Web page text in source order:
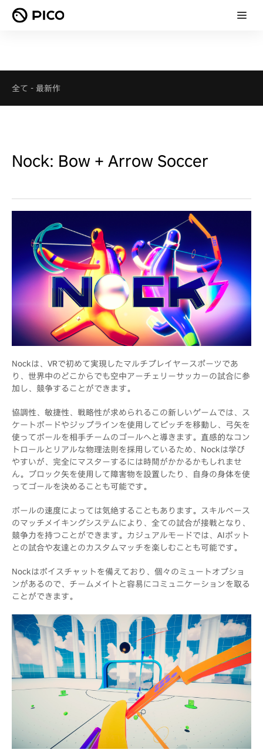
全て - 最新作
Nock: Bow + Arrow Soccer
Nockは、VRで初めて実現したマルチプレイヤースポーツであ
り、世界中のどこからでも空中アーチェリーサッカーの試合に参
加し、競争することができます。
協調性、敏捷性、戦略性が求められるこの新しいゲームでは、ス
ケートボードやジップラインを使用してピッチを移動し、弓矢を
使ってボールを相手チームのゴールへと導きます。直感的なコン
トロールとリアルな物理法則を採用しているため、Nockは学び
やすいが、完全にマスターするには時間がかかるかもしれませ
ん。ブロック矢を使用して障害物を設置したり、自身の身体を使
ってゴールを決めることも可能です。
ボールの速度によっては気絶することもあります。スキルベース
のマッチメイキングシステムにより、全ての試合が接戦となり、
競争力を持つことができます。カジュアルモードでは、AIボット
との試合や友達とのカスタムマッチを楽しむことも可能です。
Nockはボイスチャットを備えており、個々のミュートオプショ
ンがあるので、チームメイトと容易にコミュニケーションを取る
ことができます。